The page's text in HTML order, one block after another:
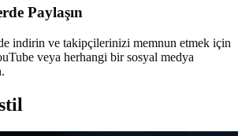
Paylaşın
indirin ve takipçilerinizi memnun etmek için
veya herhangi bir sosyal medya